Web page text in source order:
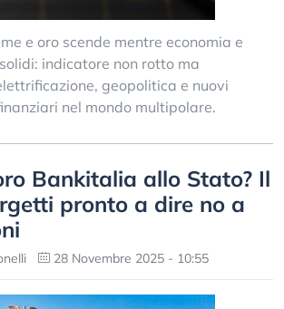
e oro scende mentre economia e
indicatore non rotto ma
geopolitica e nuovi
nel mondo multipolare.
Bankitalia allo Stato? Il
pronto a dire no a
28 Novembre 2025 - 10:55